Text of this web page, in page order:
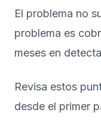
El problema no
problema es
meses en
Revisa estos
desde el primer